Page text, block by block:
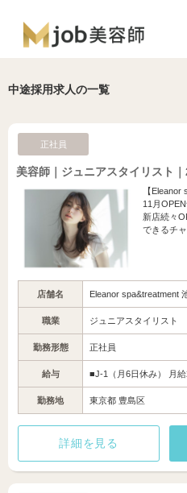
中途採用求人の一覧
正社員
美容師｜ジュニアスタイリスト
【
11月
新店続々
できるチ
店舗名 Eleanor spa&treatment
職業 ジュニアスタイリスト
勤務形態 正社員
給与 ■J-1（月6日休み） 月
勤務地 東京都 豊島区
詳細を見る